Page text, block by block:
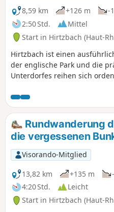
8,59 km
+126 m
-
2:50 Std.
Mittel
Start in Hirtzbach (Haut-
Hirtzbach ist einen
der englische Park und die
Unterdorfes reihen sich
mit Blumen geschmückt
durch Felder und Wälder zu
Dorf Sankt-Glückern stand,
dem Teich der Fürsten,
Rundwanderung
die vergessenen
Visorando-Mitglied
13,82 km
+135 m
4:20 Std.
Leicht
Start in Hirtzbach (Haut-